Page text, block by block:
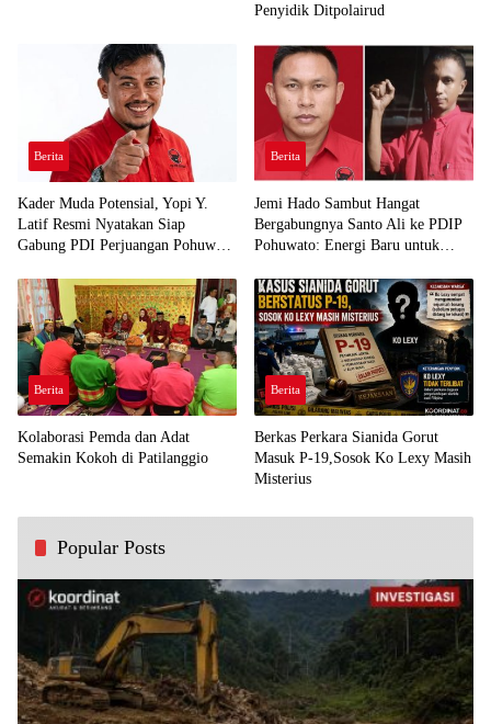
Penyidik Ditpolairud
Berita
Kader Muda Potensial, Yopi Y.
Latif Resmi Nyatakan Siap
Gabung PDI Perjuangan Pohuwato
Berita
Jemi Hado Sambut Hangat
Bergabungnya Santo Ali ke PDIP
Pohuwato: Energi Baru untuk
Berita
Kolaborasi Pemda dan Adat
Semakin Kokoh di Patilanggio
Berita
Berkas Perkara Sianida Gorut
Masuk P-19,Sosok Ko Lexy Masih
Misterius
Popular Posts